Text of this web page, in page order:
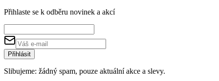
Přihlaste se k odběru novinek a akcí
Přihlásit
Slibujeme: žádný spam, pouze aktuální akce a slevy.